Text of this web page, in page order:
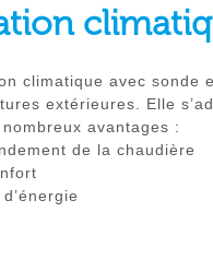
climatique avec sonde
extérieures. Elle
avantages :
de la chaudière